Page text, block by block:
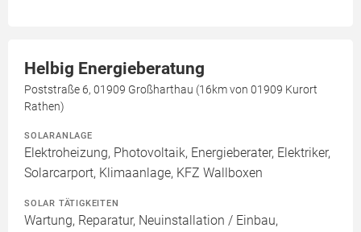
Helbig Energieberatung
Poststraße 6, 01909 Großharthau (16km von 01909 Kurort
Rathen)
SOLARANLAGE
Elektroheizung, Photovoltaik, Energieberater, Elektriker,
Solarcarport, Klimaanlage, KFZ Wallboxen
SOLAR TÄTIGKEITEN
Wartung, Reparatur, Neuinstallation / Einbau,